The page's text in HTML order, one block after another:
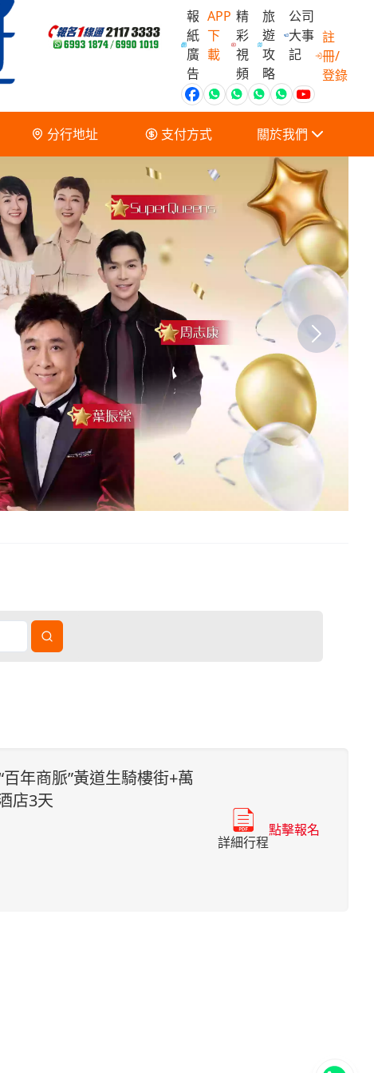
報
紙
廣
告
APP
下
載
精
彩
視
頻
旅
遊
攻
略
公司
大事
記
會員獨家
註
冊/
登錄
分行地址 支付方式 關於我們
關於我們
服務條款及細則
遊、中國長線旅遊、跨省巴士服務、東南亞旅遊及郵輪
年商脈”黃道生騎樓街+萬
店3天
詳細行程
點擊報名
立即